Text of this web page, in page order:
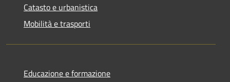
Catasto e urbanistica
Mobilità e trasporti
Educazione e formazione